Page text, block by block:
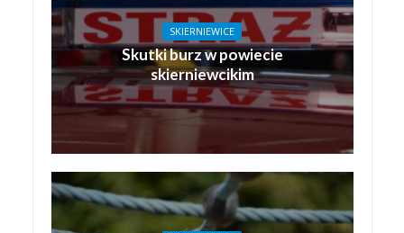
SKIERNIEWICE
Skutki burz w powiecie
skierniewcikim